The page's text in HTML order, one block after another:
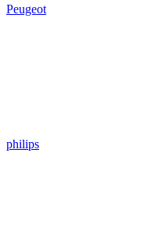
Peugeot
philips